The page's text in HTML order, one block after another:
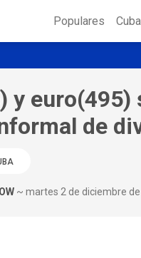
Populares Cuba
y
de
~ martes 2 de diciembre